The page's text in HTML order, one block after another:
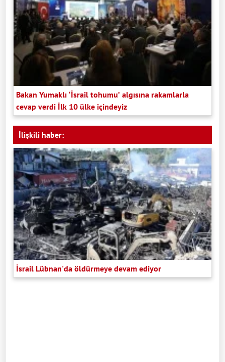
Bakan Yumaklı ‘İsrail tohumu’ algısına rakamlarla
cevap verdi İlk 10 ülke içindeyiz
İlişkili haber:
İsrail Lübnan'da öldürmeye devam ediyor